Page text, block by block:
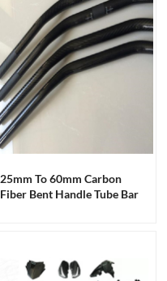
25mm To 60mm Carbon
Fiber Bent Handle Tube Bar